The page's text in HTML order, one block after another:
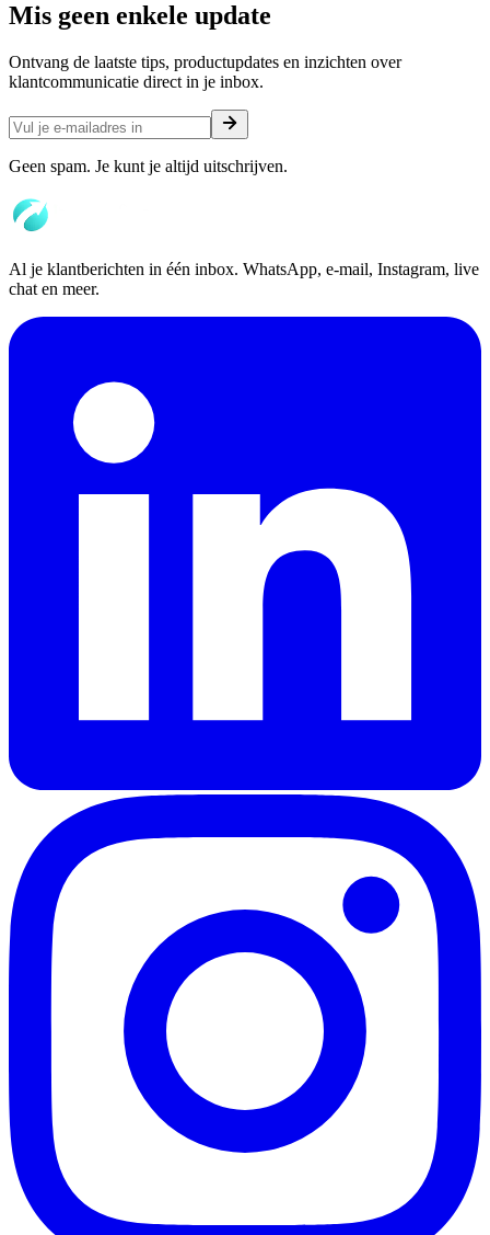
Mis geen enkele update
Ontvang de laatste tips, productupdates en inzichten over
klantcommunicatie direct in je inbox.
Geen spam. Je kunt je altijd uitschrijven.
Al je klantberichten in één inbox. WhatsApp, e-mail, Instagram, live
chat en meer.